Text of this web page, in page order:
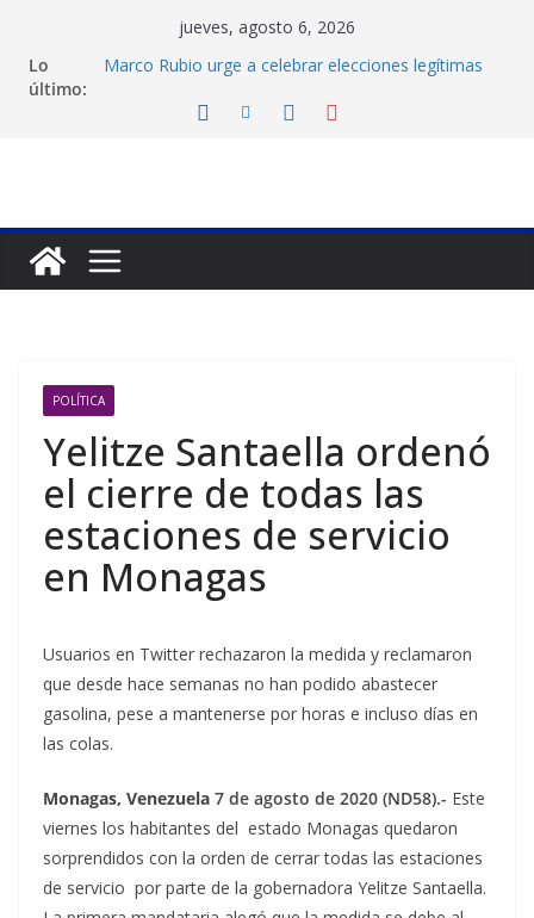
contenido
jueves, agosto 6, 2026
Lo
último:
Marco Rubio urge a celebrar elecciones legítimas
Liga FutVe: Rayo Zuliano busca redimirse en su
avalancha en Pakistán
Machado exige un cronograma electoral a la mesa
de diálogo
POLÍTICA
Yelitze Santaella ordenó
el cierre de todas las
estaciones de servicio
en Monagas
Usuarios en Twitter rechazaron la medida y reclamaron
que desde hace semanas no han podido abastecer
gasolina, pese a mantenerse por horas e incluso días en
las colas.
Monagas, Venezuela 7 de agosto de 2020 (ND58).- Este
viernes los habitantes del estado Monagas quedaron
sorprendidos con la orden de cerrar todas las estaciones
de servicio por parte de la gobernadora Yelitze Santaella.